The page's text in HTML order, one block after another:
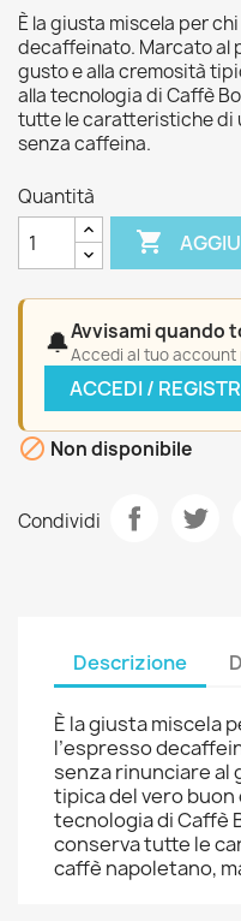
È la giusta miscela per
decaffeinato. Marcato al
gusto e alla cremosità
alla tecnologia di Caffè
tutte le caratteristiche di
senza caffeina.
Quantità

🔔Avvisami quando
Accedi al tuo account
ACCEDI /
 Non disponibile
Condividi
Descrizione
È la giusta miscela
l’espresso
senza rinunciare al
tipica del vero buon
tecnologia di Caffè
conserva tutte le
caffè napoletano,